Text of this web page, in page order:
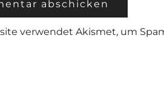
verwendet Akismet, um